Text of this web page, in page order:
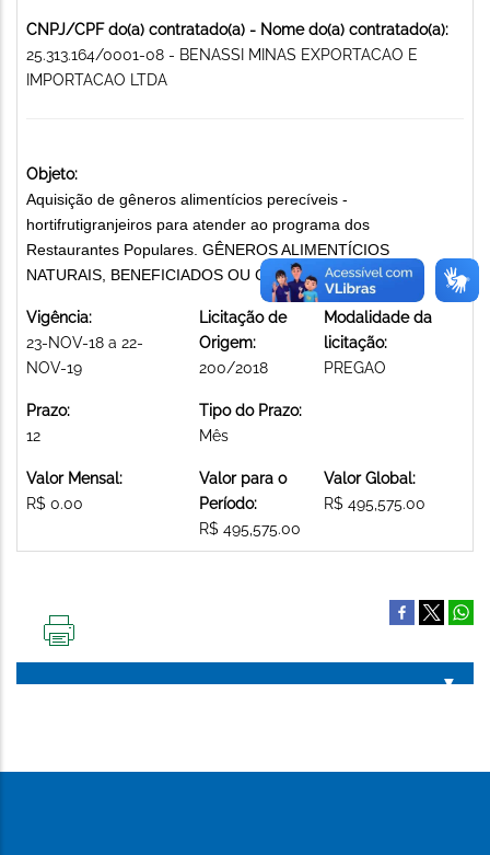
CNPJ/CPF do(a) contratado(a) - Nome do(a) contratado(a):
25.313.164/0001-08 - BENASSI MINAS EXPORTACAO E
IMPORTACAO LTDA
Objeto:
Aquisição de gêneros alimentícios perecíveis -
hortifrutigranjeiros para atender ao programa dos
Restaurantes Populares. GÊNEROS ALIMENTÍCIOS
NATURAIS, BENEFICIADOS OU CONSERVADOS
Vigência:
23-NOV-18 a 22-
NOV-19
Licitação de
Origem:
200/2018
Modalidade da
licitação:
PREGAO
Prazo:
12
Tipo do Prazo:
Mês
Valor Mensal:
R$ 0.00
Valor para o
Período:
R$ 495,575.00
Valor Global:
R$ 495,575.00
PÁGINA